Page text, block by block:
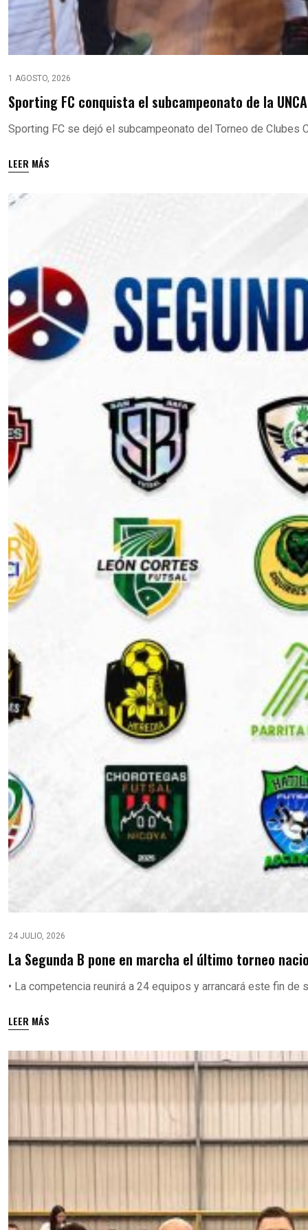
1 AGOSTO, 2026
Sporting FC conquista el subcampeonato de la
Sporting FC se dejó el subcampeonato del Torneo de Clubes
LEER MÁS
24 JULIO, 2026
La Segunda B pone en marcha el último torneo
• La competencia reunirá a 24 equipos y arrancará este fin de
LEER MÁS